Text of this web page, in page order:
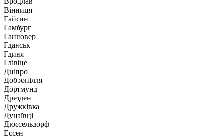
Вінниця
Гайсин
Гамбург
Ганновер
Гданськ
Гдиня
Глівіце
Дніпро
Добропілля
Дортмунд
Дрезден
Дружківка
Дунаївці
Дюссельдорф
Ессен